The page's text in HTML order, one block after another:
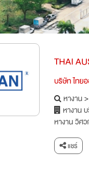
THAI
บริษัท ไทย
หางาน>
หางาน
หางาน วิศ
แชร์